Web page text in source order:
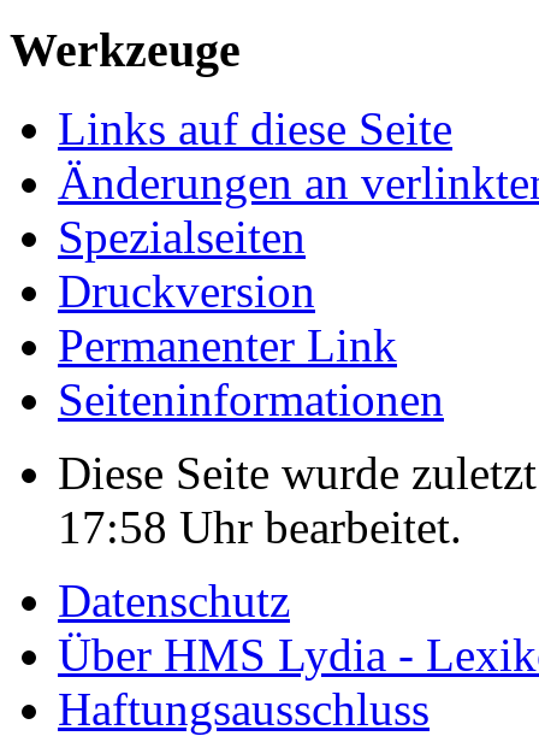
Werkzeuge
Links auf diese Seite
Änderungen an
Spezialseiten
Druckversion
Permanenter Link
Seiten­informationen
Diese Seite wurde
17:58 Uhr bearbeitet.
Datenschutz
Über HMS Lydia -
Haftungsausschluss